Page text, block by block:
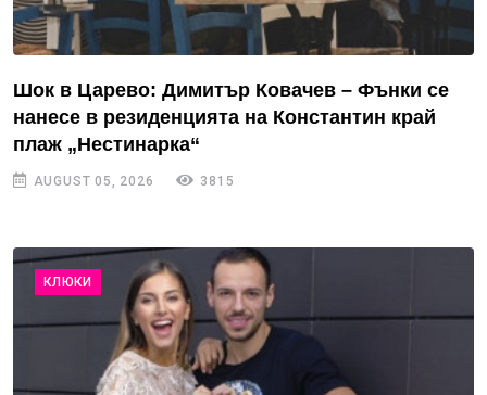
Шок в Царево: Димитър Ковачев – Фънки се
нанесе в резиденцията на Константин край
плаж „Нестинарка“
AUGUST 05, 2026 3815
КЛЮКИ